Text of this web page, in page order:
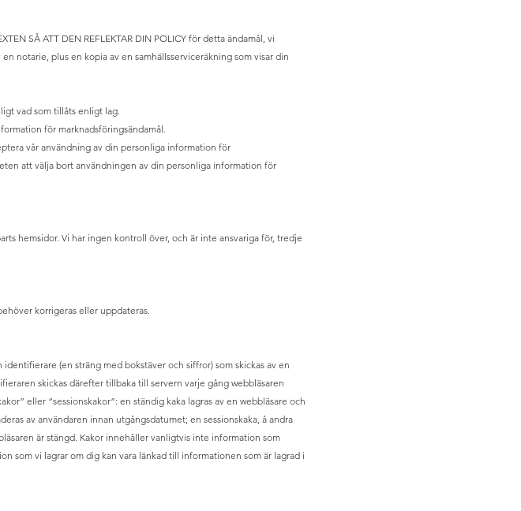
SÅ ATT DEN REFLEKTAR DIN POLICY för detta ändamål, vi
notarie, plus en kopia av en samhällsserviceräkning som visar din
vad som tillåts enligt lag.
för marknadsföringsändamål.
vår användning av din personliga information för
att välja bort användningen av din personliga information för
hemsidor. Vi har ingen kontroll över, och är inte ansvariga för, tredje
korrigeras eller uppdateras.
(en sträng med bokstäver och siffror) som skickas av en
skickas därefter tillbaka till servern varje gång webbläsaren
eller “sessionskakor”: en ständig kaka lagras av en webbläsare och
av användaren innan utgångsdatumet; en sessionskaka, å andra
är stängd. Kakor innehåller vanligtvis inte information som
som vi lagrar om dig kan vara länkad till informationen som är lagrad i